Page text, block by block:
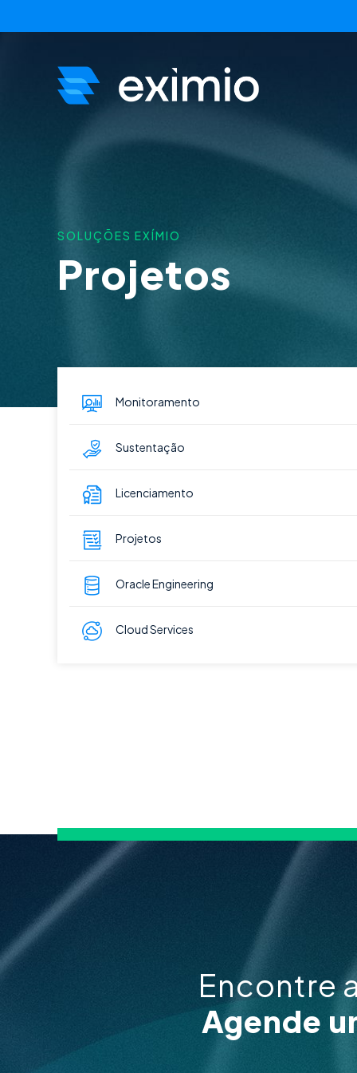
SOLUÇÕES EXÍMIO
Projetos
Monitoramento
Sustentação
Licenciamento
Projetos
Oracle Engineering
Cloud Services
Encontre
Agende